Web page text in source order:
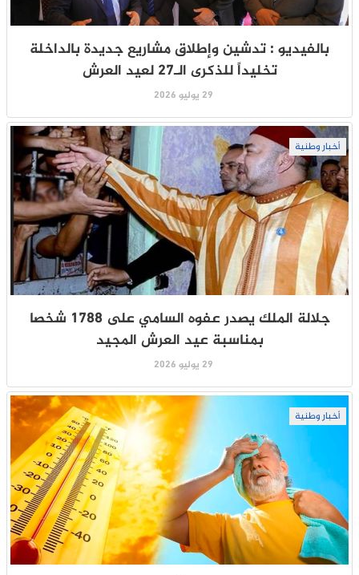
بالفيديو : تدشين وإطلاق مشاريع جديدة بالداخلة
تخليداً للذكرى الـ27 لعيد العرش
29 يوليو 2026
أخبار وطنية
جلالة الملك يصدر عفوه السامي على 1788 شخصا
بمناسبة عيد العرش المجيد
29 يوليو 2026
أخبار وطنية